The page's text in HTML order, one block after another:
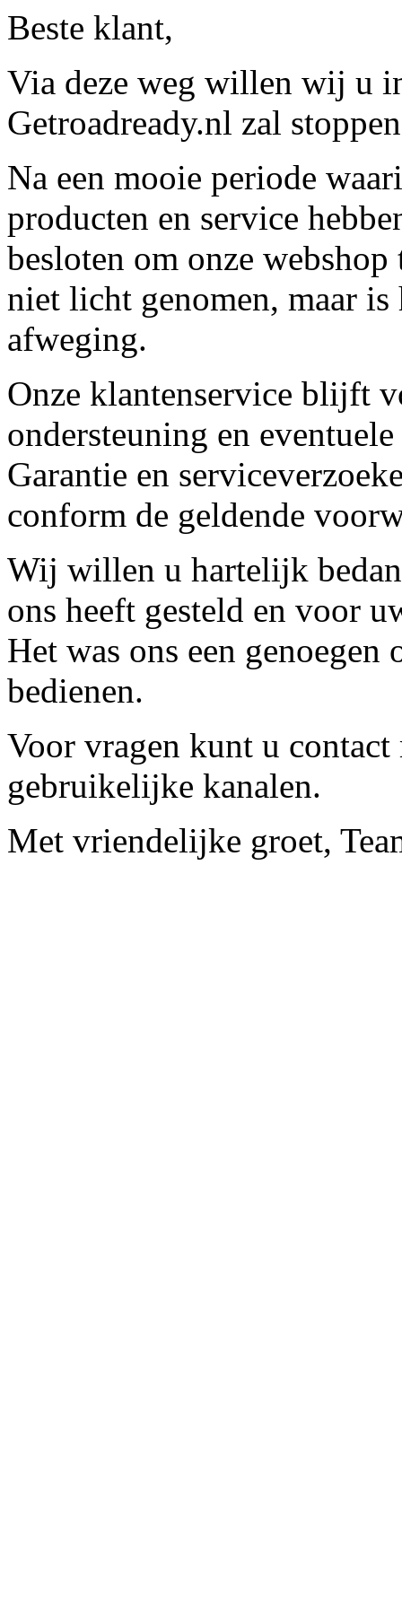
Beste klant,
Via deze weg willen wij u
Getroadready.nl zal
Na een mooie periode
producten en service
besloten om onze
niet licht genomen, maar
afweging.
Onze klantenservice blijft
ondersteuning en
Garantie en
conform de geldende
Wij willen u hartelijk
ons heeft gesteld en voor
Het was ons een
bedienen.
Voor vragen kunt u contact
gebruikelijke kanalen.
Met vriendelijke groet,